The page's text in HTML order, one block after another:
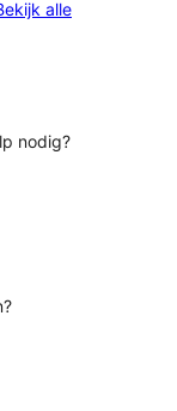
alle
nodig?